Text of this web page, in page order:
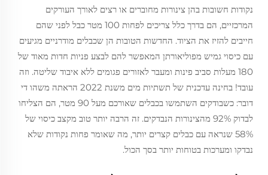
נקודות חשובות בהן צינורות מחוברים או רצים לאורך העורקים
המרכזיים, הם בדרך כלל צריכים לפחות 100 מטר כבל לפני שהם
חייבים להזיז את הציוד. החדשות הטובות הן שכבלים מודרניים מגיעים
עם כיסוי גמיש מפוליאורתן המאפשר להם לבצע פניות חדות מאוד של
180 מעלות סביב פינות ומעבר לאזורים פגומים ללא איבוד שליטה. וזה
עובד! בחינה עדכנית של תשתיות מים משנת 2022 הראתה משהו די
דובר: כשבודקים השתמשו בכבלים שאורכם מעל 90 מטר, הם הצליחו
לבדוק 92% מהצינורות הנבדקים. זה הרבה יותר טוב מקצב כיסוי של
58% שנראה עם כבלים קצרים יותר, מה שאומר פחות נקודות שלא
נבדקו ומערכות בטוחות יותר בסך הכול.